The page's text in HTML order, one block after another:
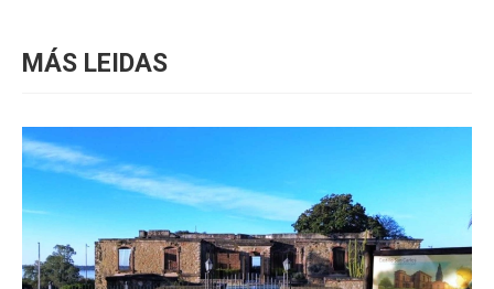
MÁS LEIDAS